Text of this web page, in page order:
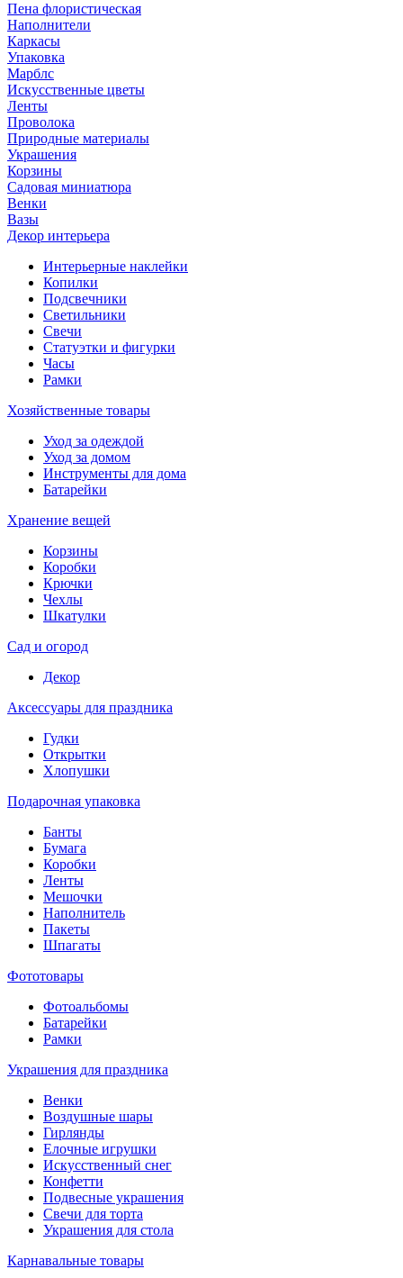
Пена флористическая
Наполнители
Каркасы
Упаковка
Марблс
Искусственные цветы
Ленты
Проволока
Природные материалы
Украшения
Корзины
Садовая миниатюра
Венки
Вазы
Декор интерьера
Интерьерные наклейки
Копилки
Подсвечники
Светильники
Свечи
Статуэтки и фигурки
Часы
Рамки
Хозяйственные товары
Уход за одеждой
Уход за домом
Инструменты для дома
Батарейки
Хранение вещей
Корзины
Коробки
Крючки
Чехлы
Шкатулки
Сад и огород
Декор
Аксессуары для праздника
Гудки
Открытки
Хлопушки
Подарочная упаковка
Банты
Бумага
Коробки
Ленты
Мешочки
Наполнитель
Пакеты
Шпагаты
Фототовары
Фотоальбомы
Батарейки
Рамки
Украшения для праздника
Венки
Воздушные шары
Гирлянды
Елочные игрушки
Искусственный снег
Конфетти
Подвесные украшения
Свечи для торта
Украшения для стола
Карнавальные товары